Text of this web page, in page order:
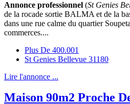
Annonce professionnel (St Genies
de la rocade sortie BALMA et de la
dans une rue calme du quartier
commerces....
Plus De 400.001
St Genies Bellevue 31180
Lire l'annonce ...
Maison 90m2 Proche